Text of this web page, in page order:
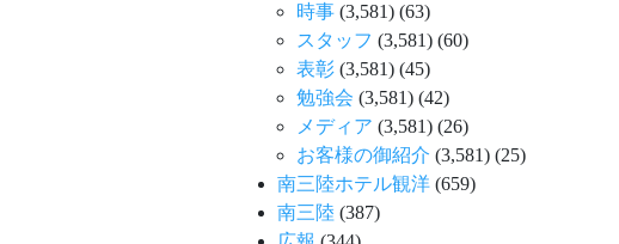
時事 (3,581) (63)
スタッフ (3,581) (60)
表彰 (3,581) (45)
勉強会 (3,581) (42)
メディア (3,581) (26)
お客様の御紹介 (3,581) (25)
南三陸ホテル観洋 (659)
南三陸 (387)